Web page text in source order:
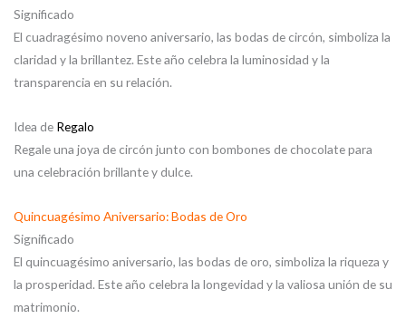
Significado
El cuadragésimo noveno aniversario, las bodas de circón, simboliza la
claridad y la brillantez. Este año celebra la luminosidad y la
transparencia en su relación.
Idea de Regalo
Regale una joya de circón junto con bombones de chocolate para
una celebración brillante y dulce.
Quincuagésimo Aniversario: Bodas de Oro
Significado
El quincuagésimo aniversario, las bodas de oro, simboliza la riqueza y
la prosperidad. Este año celebra la longevidad y la valiosa unión de su
matrimonio.